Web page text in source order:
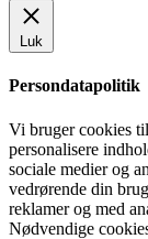
Luk
Persondatapolitik
Vi bruger cookies
personalisere
sociale medier og
vedrørende din
reklamer og med
Nødvendige